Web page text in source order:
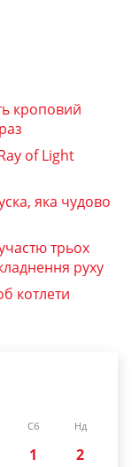
кроповий
of Light
яка чудово
трьох
руху
котлети
Сб Нд
1
2